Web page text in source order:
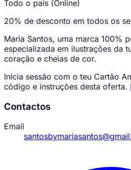
Todo o país (Online)
20% de desconto em todos os
Maria Santos, uma marca 100%
especializada em ilustrações da
coração e cheias de cor.
Inicia sessão com o teu Cartão
código e instruções desta oferta.
Contactos
Email